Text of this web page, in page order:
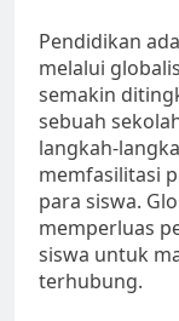
Pendidikan
melalui
semakin
sebuah
langkah-
memfasilitasi
para siswa.
memperluas
siswa untuk
terhubung.